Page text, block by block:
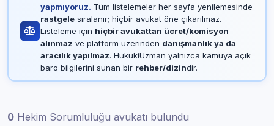
yapmıyoruz. Tüm listelemeler her sayfa yenilemesinde
rastgelesıralanır; hiçbir avukat öne çıkarılmaz.
Listeleme için hiçbir avukattan ücret/komisyon
alınmaz ve platform üzerinden danışmanlık ya da
aracılık yapılmaz. HukukiUzman yalnızca kamuya açık
baro bilgilerini sunan bir rehber/dizindir.
0 Hekim Sorumluluğu avukatı bulundu